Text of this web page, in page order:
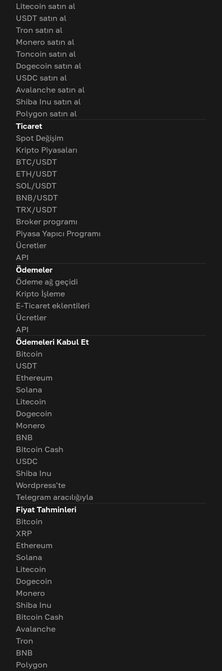
Litecoin satın al
USDT satın al
Tron satın al
Monero satın al
Toncoin satın al
Dogecoin satın al
USDC satın al
Avalanche satın al
Shiba Inu satın al
Polygon satın al
Ticaret
Spot Değişim
Kripto Piyasaları
BTC/USDT
ETH/USDT
SOL/USDT
BNB/USDT
TRX/USDT
Broker programı
Piyasa Yapıcı Programı
Ücretler
API
Ödemeler
Ödeme ağ geçidi
Kripto İşleme
E-Ticaret eklentileri
Ücretler
API
Ödemeleri Kabul Et
Bitcoin
USDT
Ethereum
Solana
Litecoin
Dogecoin
Monero
BNB
Bitcoin Cash
USDC
Shiba Inu
Wordpress'te
Telegram aracılığıyla
Fiyat Tahminleri
Bitcoin
XRP
Ethereum
Solana
Litecoin
Dogecoin
Monero
Shiba Inu
Bitcoin Cash
Avalanche
Tron
BNB
Polygon